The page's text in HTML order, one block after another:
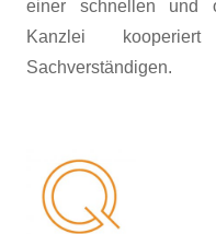
einer schnellen und
Kanzlei
Sachverständigen.